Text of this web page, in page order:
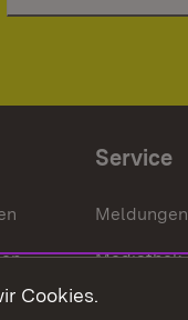
Service
Meldungen
Mediathek
Cookies.